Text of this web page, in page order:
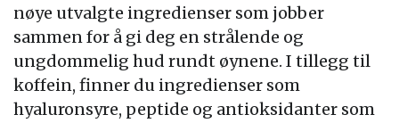
nøye utvalgte ingredienser som jobber
sammen for å gi deg en strålende og
ungdommelig hud rundt øynene. I tillegg til
koffein, finner du ingredienser som
hyaluronsyre, peptide og antioksidanter som